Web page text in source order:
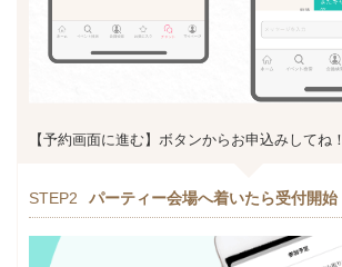
【予約画面に進む】ボタンからお申込みしてね！
STEP2 パーティー会場へ着いたら受付開始